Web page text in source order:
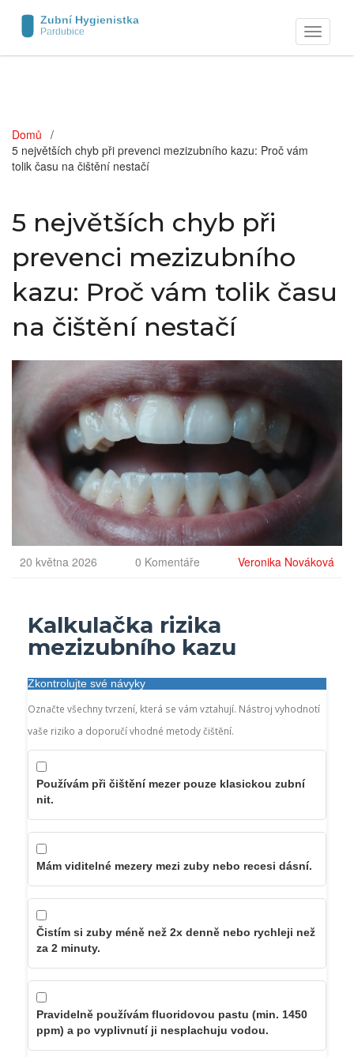
Zobrazit
navigaci
Domů
5 největších chyb při prevenci mezizubního kazu: Proč vám
tolik času na čištění nestačí
5 největších chyb při
prevenci mezizubního
kazu: Proč vám tolik času
na čištění nestačí
20 května 2026 0 Komentáře Veronika Nováková
Kalkulačka rizika
mezizubního kazu
Zkontrolujte své návyky
Označte všechny tvrzení, která se vám vztahují. Nástroj vyhodnotí
vaše riziko a doporučí vhodné metody čištění.
Používám při čištění mezer pouze klasickou zubní
nit.
Mám viditelné mezery mezi zuby nebo recesi dásní.
Čistím si zuby méně než 2x denně nebo rychleji než
za 2 minuty.
Pravidelně používám fluoridovou pastu (min. 1450
ppm) a po vyplivnutí ji nesplachuju vodou.